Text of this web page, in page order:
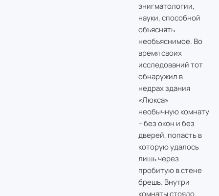
энигматологии,
науки, способной
объяснять
необъяснимое. Во
время своих
исследований тот
обнаружил в
недрах здания
«Люкса»
необычную комнату
– без окон и без
дверей, попасть в
которую удалось
лишь через
пробитую в стене
брешь. Внутри
комнаты стояло